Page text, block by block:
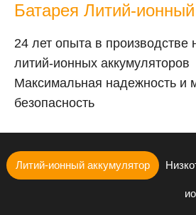
Батарея Литий-
24 лет опыта в производстве
литий-ионных аккумуляторов
Максимальная надежность и
безопасность
Литий-ионный аккумулятор